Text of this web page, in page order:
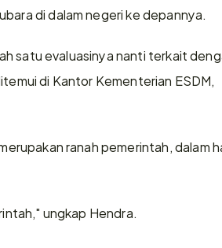
di dalam negeri ke depannya.
satu evaluasinya nanti terkait
di Kantor Kementerian ESDM,
ranah pemerintah, dalam
ungkap Hendra.